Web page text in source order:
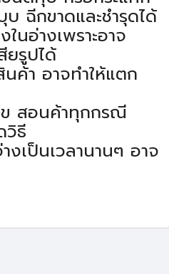
ฉีกขาดและชำรุดได้
นอ่างเพราะอาจ
ยรูปได้
ค้า อาจทำให้แตก
สอนค้าทุกกรณี
วิธี
งเป็นเวลานานๆ อาจ